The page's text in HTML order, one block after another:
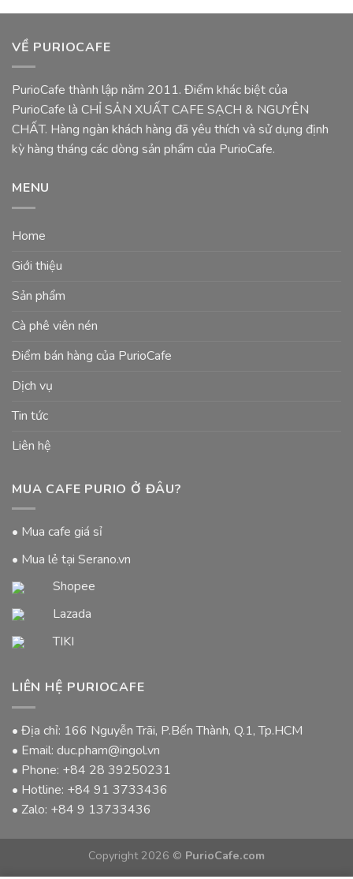
VỀ PURIOCAFE
PurioCafe thành lập năm 2011. Điểm khác biệt của
PurioCafe là CHỈ SẢN XUẤT CAFE SẠCH & NGUYÊN
CHẤT. Hàng ngàn khách hàng đã yêu thích và sử dụng định
kỳ hàng tháng các dòng sản phẩm của PurioCafe.
MENU
Home
Giới thiệu
Sản phẩm
Cà phê viên nén
Điểm bán hàng của PurioCafe
Dịch vụ
Tin tức
Liên hệ
MUA CAFE PURIO Ở ĐÂU?
• Mua cafe giá sỉ
• Mua lẻ tại Serano.vn
Shopee
Lazada
TIKI
LIÊN HỆ PURIOCAFE
• Địa chỉ: 166 Nguyễn Trãi, P.Bến Thành, Q.1, Tp.HCM
• Email: duc.pham@ingol.vn
• Phone: +84 28 39250231
• Hotline: +84 91 3733436
• Zalo: +84 9 13733436
Copyright 2026 © PurioCafe.com